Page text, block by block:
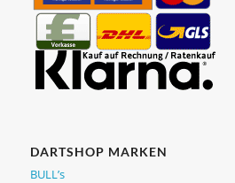
DARTSHOP MARKEN
BULL’s